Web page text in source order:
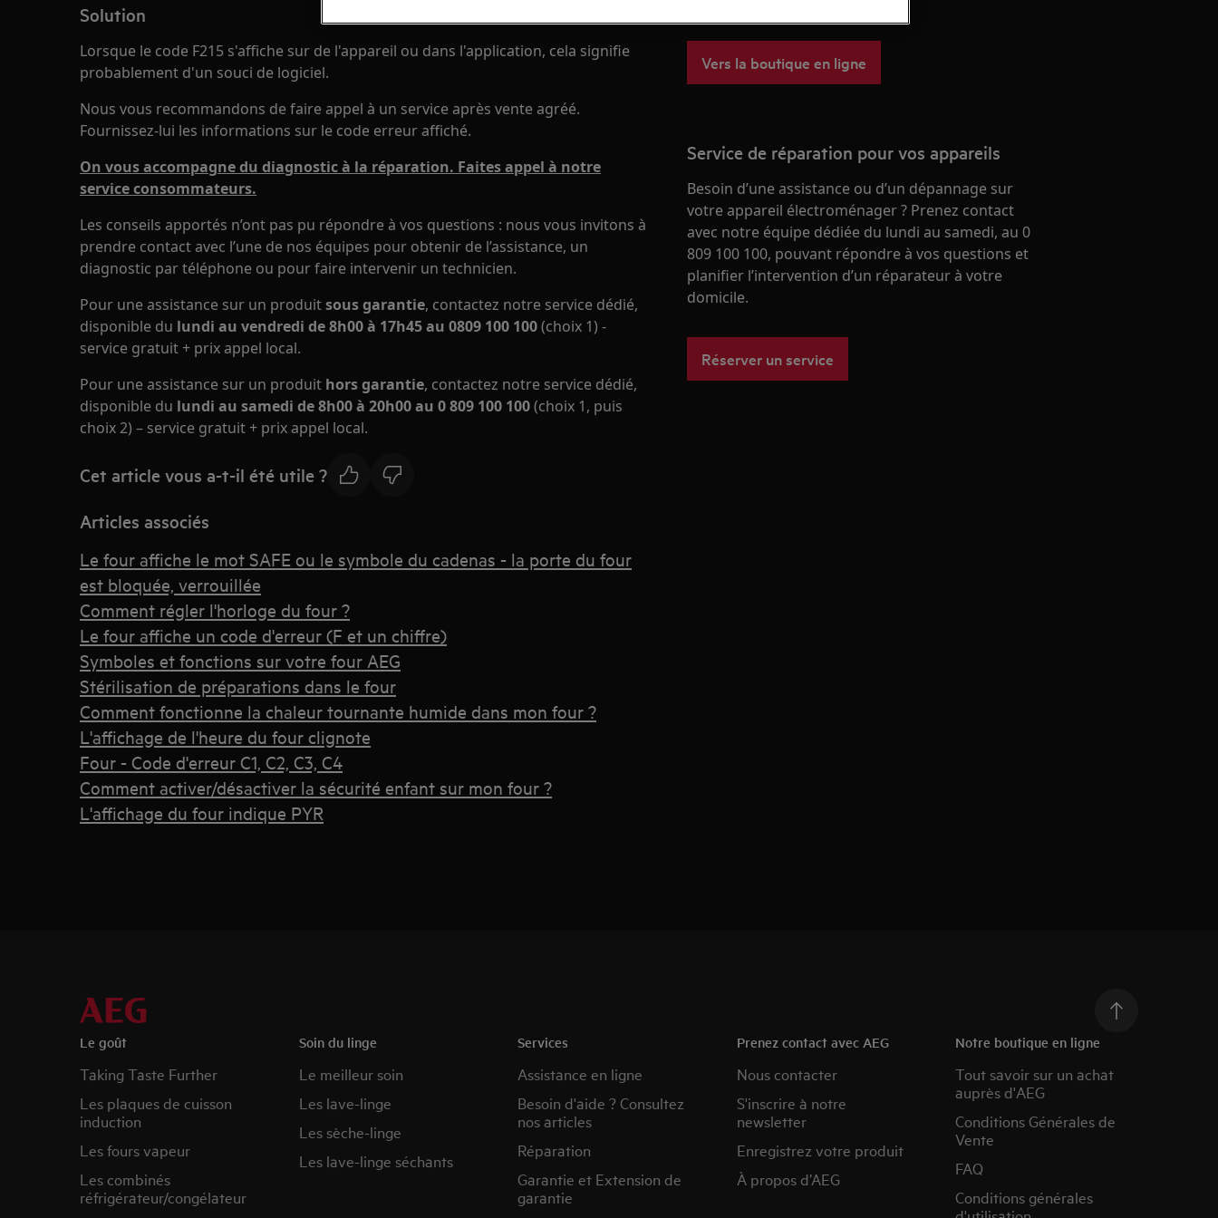
Solution
Lorsque le code F215 s'affiche sur de l'appareil ou dans l'application, cela signifie
probablement d'un souci de logiciel.
Nous vous recommandons de faire appel à un service après vente agréé.
Fournissez-lui les informations sur le code erreur affiché.
On vous accompagne du diagnostic à la réparation. Faites appel à notre
service consommateurs.
Les conseils apportés n’ont pas pu répondre à vos questions : nous vous invitons à
prendre contact avec l’une de nos équipes pour obtenir de l’assistance, un
diagnostic par téléphone ou pour faire intervenir un technicien.
Pour une assistance sur un produitsous garantie, contactez notre service dédié,
disponible du lundi au vendredi de 8h00 à 17h45 au 0809 100 100(choix 1) -
service gratuit + prix appel local.
Pour une assistance sur un produit hors garantie, contactez notre service dédié,
disponible du lundi au samedi de 8h00 à 20h00 au 0 809 100 100(choix 1, puis
choix 2) – service gratuit + prix appel local.
Cet article vous a-t-il été utile ?
Articles associés
Le four affiche le mot SAFE ou le symbole du cadenas - la porte du four
est bloquée, verrouillée
Comment régler l'horloge du four ?
Le four affiche un code d'erreur (F et un chiffre)
Symboles et fonctions sur votre four AEG
Stérilisation de préparations dans le four
Comment fonctionne la chaleur tournante humide dans mon four ?
L'affichage de l'heure du four clignote
Four - Code d'erreur C1, C2, C3, C4
Comment activer/désactiver la sécurité enfant sur mon four ?
L'affichage du four indique PYR
Vers la boutique en ligne
Service de réparation pour vos appareils
Besoin d’une assistance ou d’un dépannage sur
votre appareil électroménager ? Prenez contact
avec notre équipe dédiée du lundi au samedi, au 0
809 100 100, pouvant répondre à vos questions et
planifier l’intervention d’un réparateur à votre
domicile.
Réserver un service
Le goût
Taking Taste Further
Les plaques de cuisson
induction
Les fours vapeur
Les combinés
réfrigérateur/congélateur
Soin du linge
Le meilleur soin
Les lave-linge
Les sèche-linge
Les lave-linge séchants
Services
Assistance en ligne
Besoin d'aide ? Consultez
nos articles
Réparation
Garantie et Extension de
garantie
Prenez contact avec AEG
Nous contacter
S'inscrire à notre
newsletter
Enregistrez votre produit
À propos d’AEG
Notre boutique en ligne
Tout savoir sur un achat
auprès d'AEG
Conditions Générales de
Vente
FAQ
Conditions générales